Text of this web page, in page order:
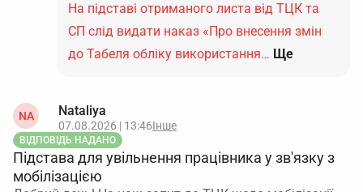
На підставі отриманого листа від ТЦК та
СП слід видати наказ «Про внесення змін
до Табеля обліку використання… Ще
NA Nataliya
07.08.2026 | 13:46Інше
ВІДПОВІДЬ НАДАНО
Підстава для увільнення працівника у зв'язку з
мобілізацією